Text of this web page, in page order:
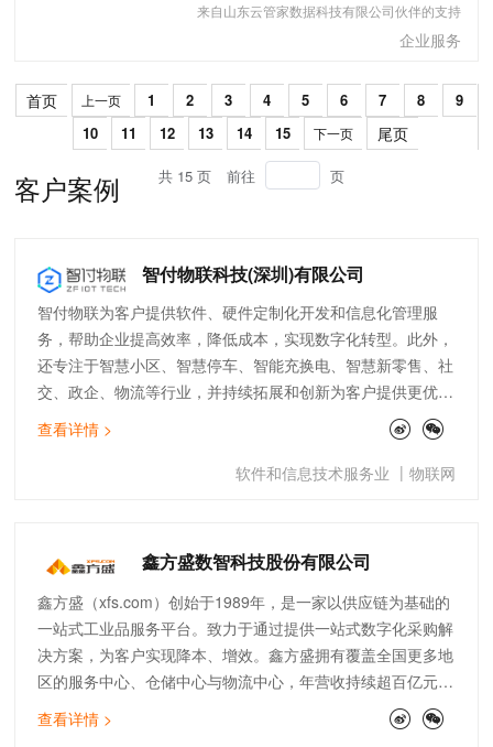
来自山东云管家数据科技有限公司伙伴的支持
企业服务
首页 上一页 1 2 3 4 5 6 7 8
9
10
11 12 13 14 15 下一页 尾页
共 15 页 前往 页
客户案例
智付物联科技(深圳)有限公司
智付物联为客户提供软件、硬件定制化开发和信息化管理服
务，帮助企业提高效率，降低成本，实现数字化转型。此外，
还专注于智慧小区、智慧停车、智能充换电、智慧新零售、社
交、政企、物流等行业，并持续拓展和创新为客户提供更优质
的服务。除了商业领域，还深入社区，致力于打造智慧社区，
让生活更加智能化。
查看详情 >
软件和信息技术服务业 | 物联网
鑫方盛数智科技股份有限公司
鑫方盛（xfs.com）创始于1989年，是一家以供应链为基础的
一站式工业品服务平台。致力于通过提供一站式数字化采购解
决方案，为客户实现降本、增效。鑫方盛拥有覆盖全国更多地
区的服务中心、仓储中心与物流中心，年营收持续超百亿元，
为全球三十万家企业带来更专业、更稳定、更持续的服务，涵
盖行业包括加工制造、能源电力、钢铁冶金、水利水电、交通
查看详情 >